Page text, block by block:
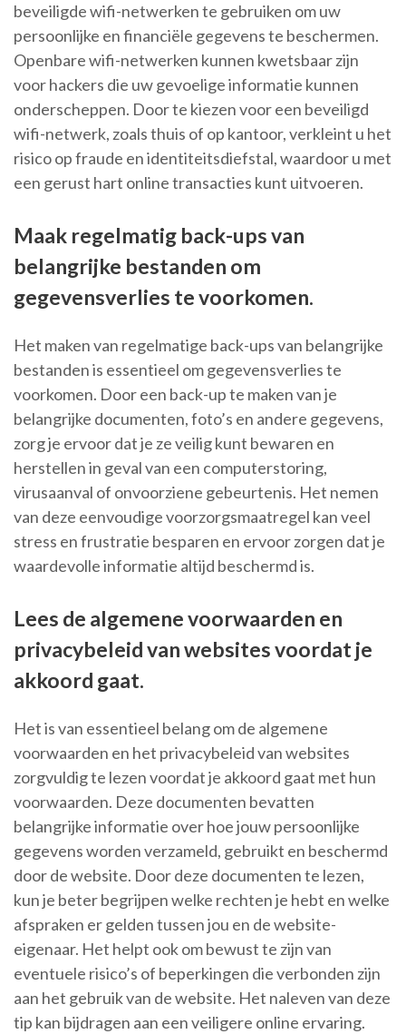
beveiligde wifi-netwerken te gebruiken om uw
persoonlijke en financiële gegevens te beschermen.
Openbare wifi-netwerken kunnen kwetsbaar zijn
voor hackers die uw gevoelige informatie kunnen
onderscheppen. Door te kiezen voor een beveiligd
wifi-netwerk, zoals thuis of op kantoor, verkleint u het
risico op fraude en identiteitsdiefstal, waardoor u met
een gerust hart online transacties kunt uitvoeren.
Maak regelmatig back-ups van
belangrijke bestanden om
gegevensverlies te voorkomen.
Het maken van regelmatige back-ups van belangrijke
bestanden is essentieel om gegevensverlies te
voorkomen. Door een back-up te maken van je
belangrijke documenten, foto’s en andere gegevens,
zorg je ervoor dat je ze veilig kunt bewaren en
herstellen in geval van een computerstoring,
virusaanval of onvoorziene gebeurtenis. Het nemen
van deze eenvoudige voorzorgsmaatregel kan veel
stress en frustratie besparen en ervoor zorgen dat je
waardevolle informatie altijd beschermd is.
Lees de algemene voorwaarden en
privacybeleid van websites voordat je
akkoord gaat.
Het is van essentieel belang om de algemene
voorwaarden en het privacybeleid van websites
zorgvuldig te lezen voordat je akkoord gaat met hun
voorwaarden. Deze documenten bevatten
belangrijke informatie over hoe jouw persoonlijke
gegevens worden verzameld, gebruikt en beschermd
door de website. Door deze documenten te lezen,
kun je beter begrijpen welke rechten je hebt en welke
afspraken er gelden tussen jou en de website-
eigenaar. Het helpt ook om bewust te zijn van
eventuele risico’s of beperkingen die verbonden zijn
aan het gebruik van de website. Het naleven van deze
tip kan bijdragen aan een veiligere online ervaring.